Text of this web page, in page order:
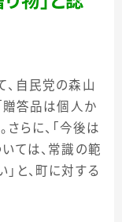
、自民党の森山
贈答品は個人か
らに、「今後は
ては、常識の範
と、町に対する